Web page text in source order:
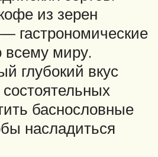
из зерен
гастрономические
всему миру.
глубокий вкус
состоятельных
баснословные
насладиться